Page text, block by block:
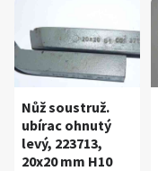
Nůž soustruž.
ubírac ohnutý
levý, 223713,
20x20 mm H10